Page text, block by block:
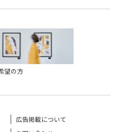
望の方
広告掲載について